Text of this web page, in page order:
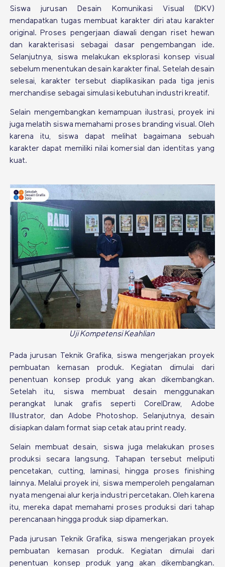
Siswa jurusan Desain Komunikasi Visual (DKV)
mendapatkan tugas membuat karakter diri atau karakter
original. Proses pengerjaan diawali dengan riset hewan
dan karakterisasi sebagai dasar pengembangan ide.
Selanjutnya, siswa melakukan eksplorasi konsep visual
sebelum menentukan desain karakter final. Setelah desain
selesai, karakter tersebut diaplikasikan pada tiga jenis
merchandise sebagai simulasi kebutuhan industri kreatif.
Selain mengembangkan kemampuan ilustrasi, proyek ini
juga melatih siswa memahami proses branding visual. Oleh
karena itu, siswa dapat melihat bagaimana sebuah
karakter dapat memiliki nilai komersial dan identitas yang
kuat.
Uji Kompetensi Keahlian
Pada jurusan Teknik Grafika, siswa mengerjakan proyek
pembuatan kemasan produk. Kegiatan dimulai dari
penentuan konsep produk yang akan dikembangkan.
Setelah itu, siswa membuat desain menggunakan
perangkat lunak grafis seperti CorelDraw, Adobe
Illustrator, dan Adobe Photoshop. Selanjutnya, desain
disiapkan dalam format siap cetak atau print ready.
Selain membuat desain, siswa juga melakukan proses
produksi secara langsung. Tahapan tersebut meliputi
pencetakan, cutting, laminasi, hingga proses finishing
lainnya. Melalui proyek ini, siswa memperoleh pengalaman
nyata mengenai alur kerja industri percetakan. Oleh karena
itu, mereka dapat memahami proses produksi dari tahap
perencanaan hingga produk siap dipamerkan.
Pada jurusan Teknik Grafika, siswa mengerjakan proyek
pembuatan kemasan produk. Kegiatan dimulai dari
penentuan konsep produk yang akan dikembangkan.